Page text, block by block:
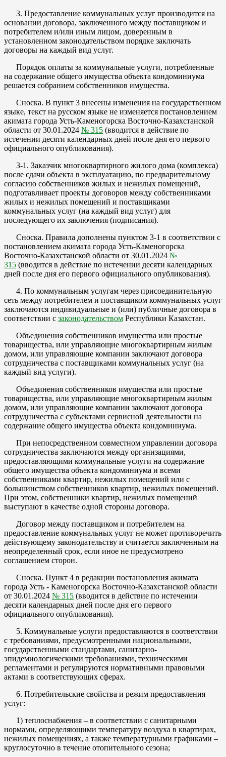
3. Предоставление коммунальных услуг производится на
основании договора, заключенного между поставщиком и
потребителем и/или иным лицом, доверенным в
установленном законодательством порядке заключать
договоры на каждый вид услуг.
Порядок оплаты за коммунальные услуги, потребленные
на содержание общего имущества объекта кондоминиума
решается собранием собственников имущества.
Сноска. В пункт 3 внесены изменения на государственном
языке, текст на русском языке не изменяется постановлением
акимата города Усть-Каменогорска Восточно-Казахстанской
области от 30.01.2024 № 315 (вводится в действие по
истечении десяти календарных дней после дня его первого
официального опубликования).
3-1. Заказчик многоквартирного жилого дома (комплекса)
после сдачи объекта в эксплуатацию, по предварительному
согласию собственников жилых и нежилых помещений,
подготавливает проекты договоров между собственниками
жилых и нежилых помещений и поставщиками
коммунальных услуг (на каждый вид услуг) для
последующего их заключения (подписания).
Сноска. Правила дополнены пунктом 3-1 в соответствии с
постановлением акимата города Усть-Каменогорска
Восточно-Казахстанской области от 30.01.2024 №
315 (вводится в действие по истечении десяти календарных
дней после дня его первого официального опубликования).
4. По коммунальным услугам через присоединительную
сеть между потребителем и поставщиком коммунальных услуг
заключаются индивидуальные и (или) публичные договора в
соответствии с законодательством Республики Казахстан.
Объединения собственников имущества или простые
товарищества, или управляющие многоквартирным жилым
домом, или управляющие компании заключают договора
сотрудничества с поставщиками коммунальных услуг (на
каждый вид услуги).
Объединения собственников имущества или простые
товарищества, или управляющие многоквартирным жилым
домом, или управляющие компании заключают договора
сотрудничества с субъектами сервисной деятельности на
содержание общего имущества объекта кондоминиума.
При непосредственном совместном управлении договора
сотрудничества заключаются между организациями,
предоставляющими коммунальные услуги на содержание
общего имущества объекта кондоминиума и всеми
собственниками квартир, нежилых помещений или с
большинством собственников квартир, нежилых помещений.
При этом, собственники квартир, нежилых помещений
выступают в качестве одной стороны договора.
Договор между поставщиком и потребителем на
предоставление коммунальных услуг не может противоречить
действующему законодательству и считается заключенным на
неопределенный срок, если иное не предусмотрено
соглашением сторон.
Сноска. Пункт 4 в редакции постановления акимата
города Усть - Каменогорска Восточно-Казахстанской области
от 30.01.2024 № 315 (вводится в действие по истечении
десяти календарных дней после дня его первого
официального опубликования).
5. Коммунальные услуги предоставляются в соответствии
с требованиями, предусмотренными национальными,
государственными стандартами, санитарно-
эпидемиологическими требованиями, техническими
регламентами и регулируются нормативными правовыми
актами в соответствующих сферах.
6. Потребительские свойства и режим предоставления
услуг:
1) теплоснабжения – в соответствии с санитарными
нормами, определяющими температуру воздуха в квартирах,
нежилых помещениях, а также температурными графиками –
круглосуточно в течение отопительного сезона;